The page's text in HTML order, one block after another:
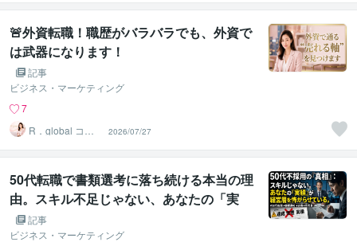
🚨外資転職！職歴がバラバラでも、外資で
は武器になります！
記事
ビジネス・マーケティング
7
R．global コン
サルタントファ
ーム
2026/07/27
50代転職で書類選考に落ち続ける本当の理
由。スキル不足じゃない、あなたの「実
績」が経営層を怖がらせている。
記事
ビジネス・マーケティング